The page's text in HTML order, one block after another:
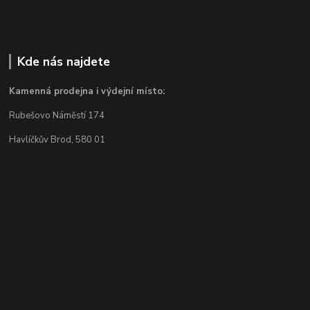
Kde nás najdete
Kamenná prodejna i výdejní místo:
Rubešovo Náměstí 174
Havlíčkův Brod, 580 01